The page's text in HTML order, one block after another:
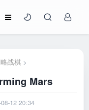
战棋 >
Mars
12 20:34